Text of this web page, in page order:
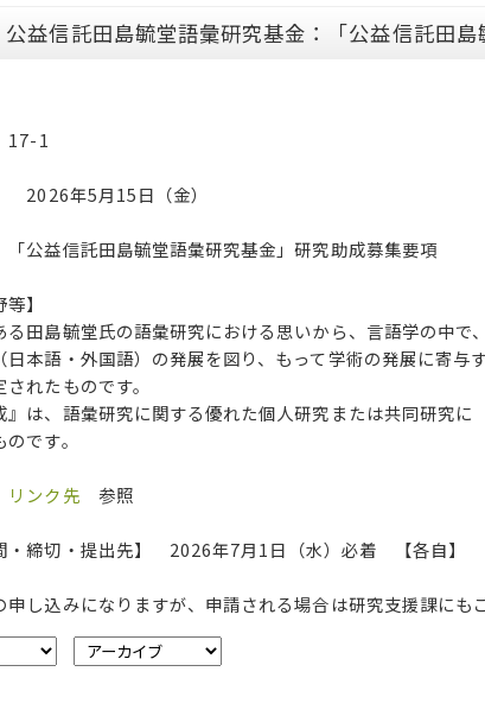
益信託田島毓堂語彙研究基金：「公益信託田島
17-1
2026年5月15日（金）
「公益信託田島毓堂語彙研究基金」研究助成募集要項
等】
る田島毓堂氏の語彙研究における思いから、言語学の中で、
日本語・外国語）の発展を図り、もって学術の発展に寄与
れたものです。
』は、語彙研究に関する優れた個人研究または共同研究に
です。
リンク先 参照
・締切・提出先】 2026年7月1日（水）必着 【各自】
し込みになりますが、申請される場合は研究支援課にも